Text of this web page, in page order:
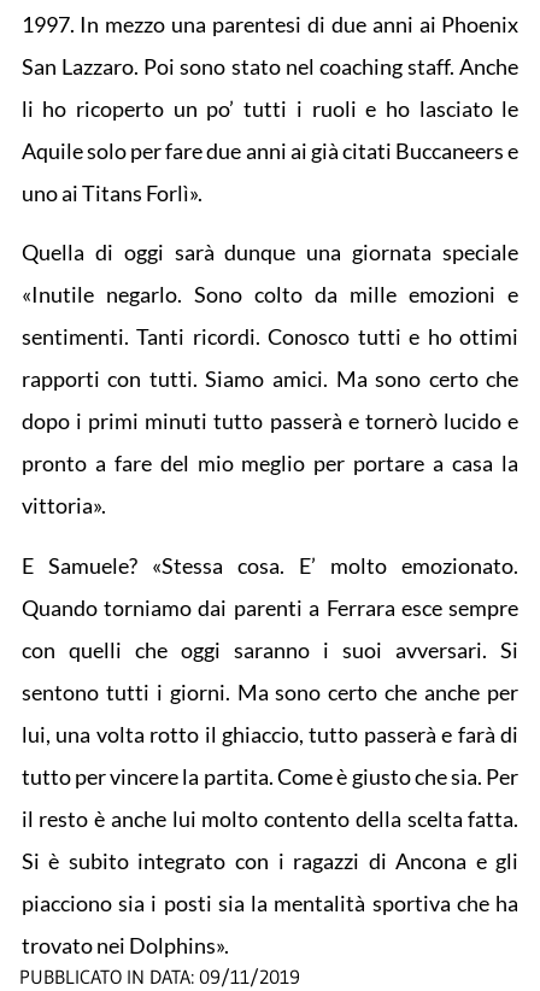
1997. In mezzo una parentesi di due anni ai Phoenix
San Lazzaro. Poi sono stato nel coaching staff. Anche
li ho ricoperto un po’ tutti i ruoli e ho lasciato le
Aquile solo per fare due anni ai già citati Buccaneers e
uno ai Titans Forlì».
Quella di oggi sarà dunque una giornata speciale
«Inutile negarlo. Sono colto da mille emozioni e
sentimenti. Tanti ricordi. Conosco tutti e ho ottimi
rapporti con tutti. Siamo amici. Ma sono certo che
dopo i primi minuti tutto passerà e tornerò lucido e
pronto a fare del mio meglio per portare a casa la
vittoria».
E Samuele? «Stessa cosa. E’ molto emozionato.
Quando torniamo dai parenti a Ferrara esce sempre
con quelli che oggi saranno i suoi avversari. Si
sentono tutti i giorni. Ma sono certo che anche per
lui, una volta rotto il ghiaccio, tutto passerà e farà di
tutto per vincere la partita. Come è giusto che sia. Per
il resto è anche lui molto contento della scelta fatta.
Si è subito integrato con i ragazzi di Ancona e gli
piacciono sia i posti sia la mentalità sportiva che ha
trovato nei Dolphins».
PUBBLICATO IN DATA: 09/11/2019